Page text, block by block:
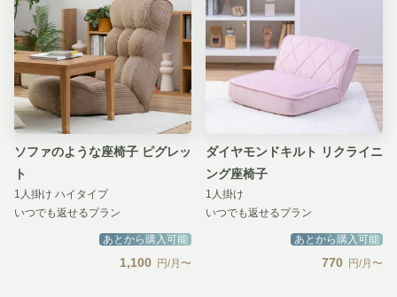
ソファのような座椅子 ピグレッ
ト
1人掛け ハイタイプ
いつでも返せるプラン
あとから購入可能
1,100 円/月〜
ダイヤモンドキルト リクライニ
ング座椅子
1人掛け
いつでも返せるプラン
あとから購入可能
770 円/月〜